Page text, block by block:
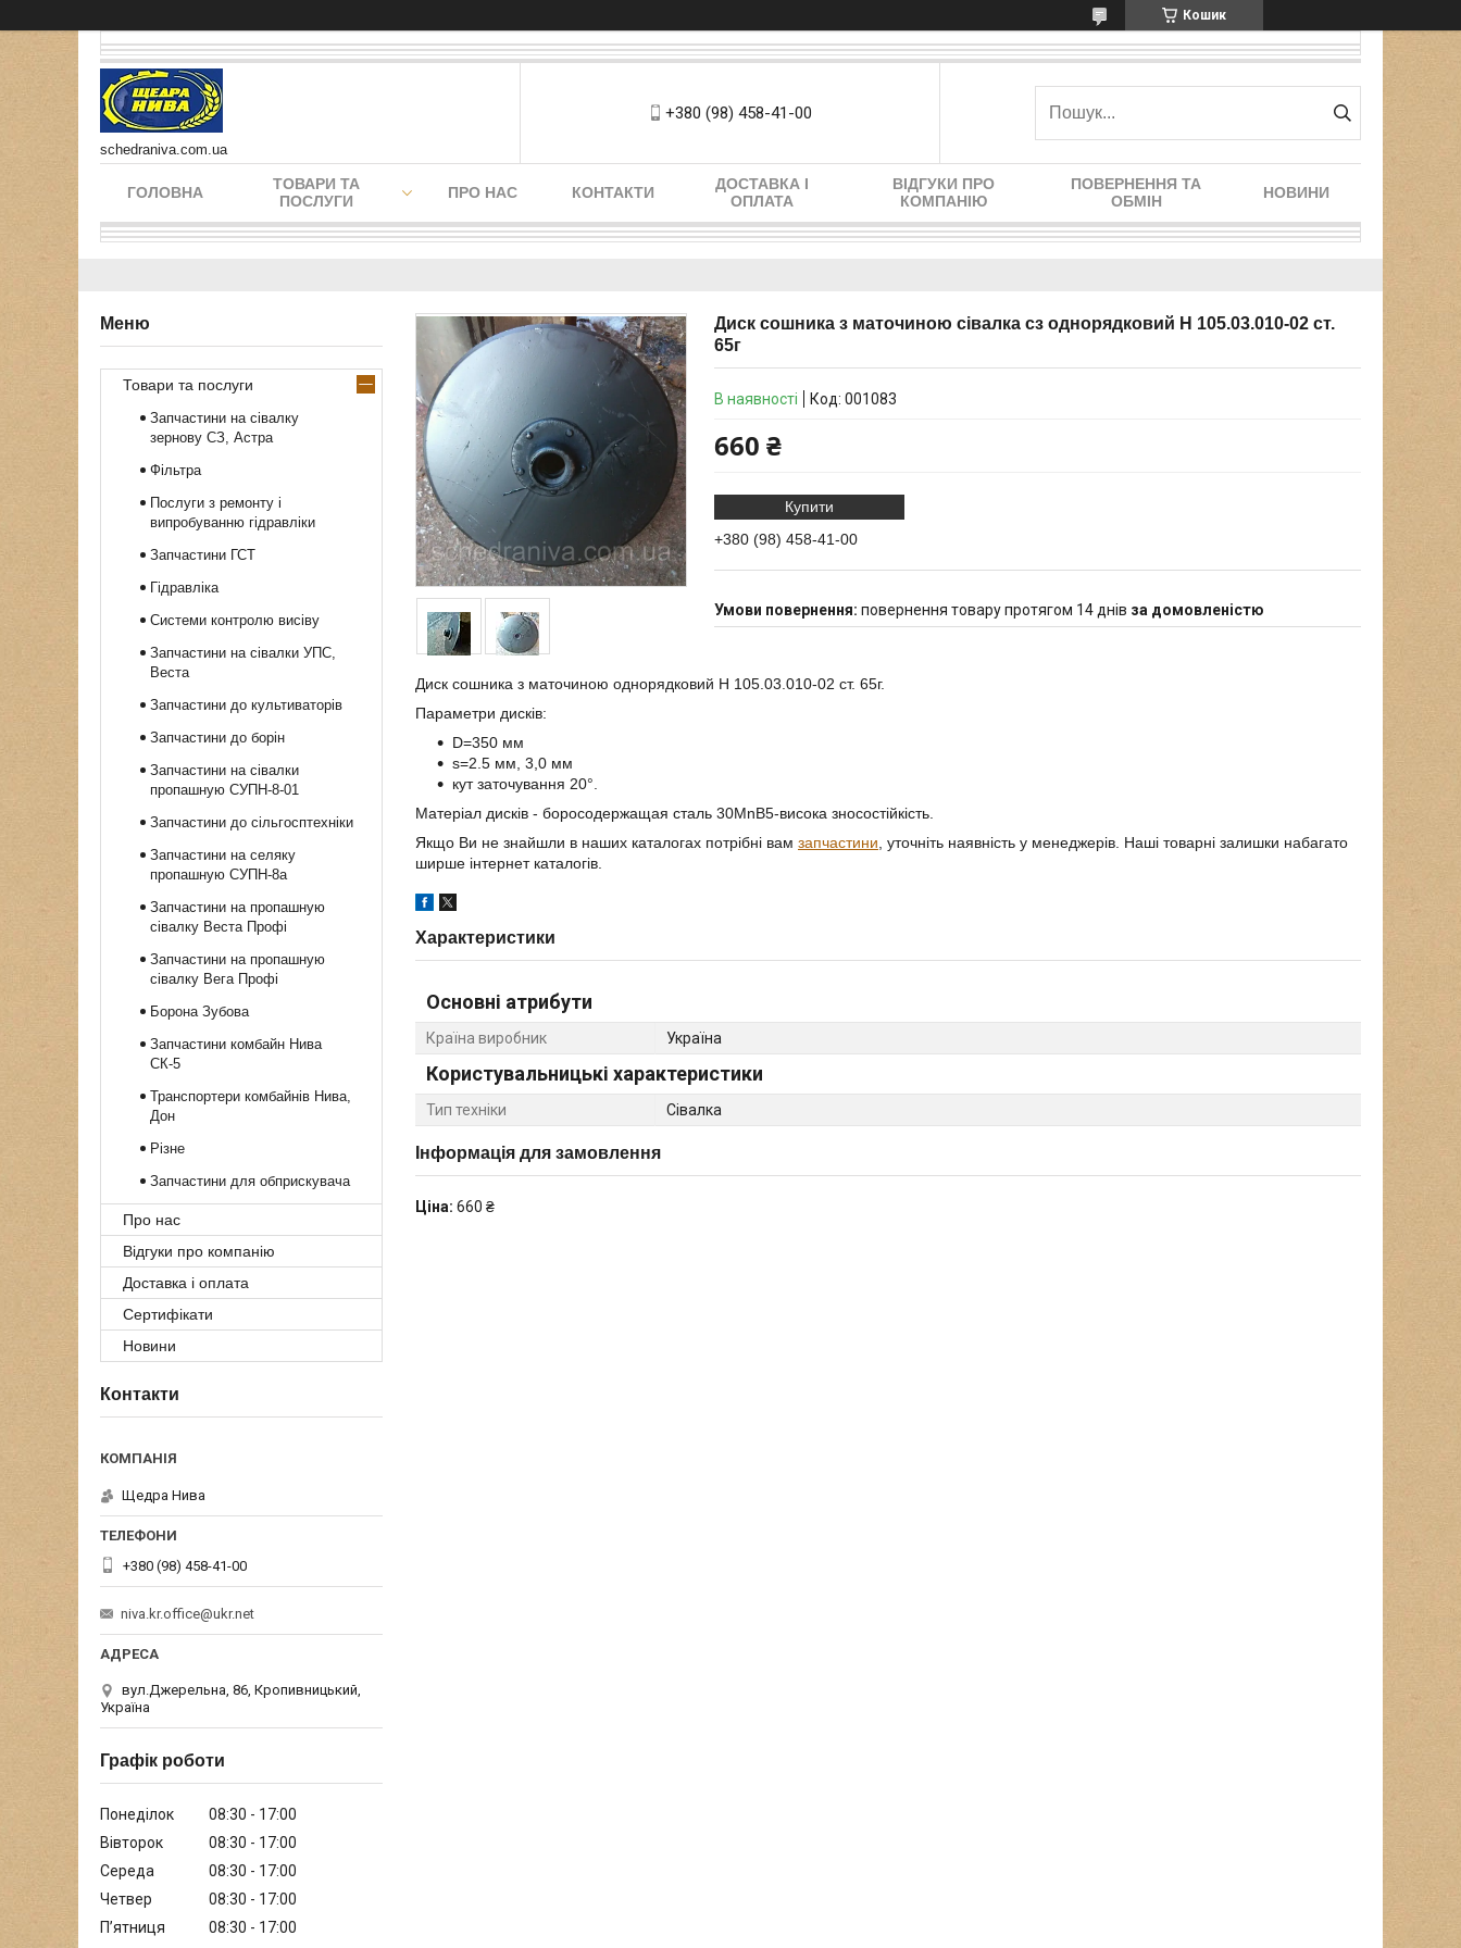
Кошик
schedraniva.com.ua
+380 (98) 458-41-00
ГОЛОВНА
ТОВАРИ ТА
ПОСЛУГИ
ПРО НАС КОНТАКТИ
ДОСТАВКА І
ОПЛАТА
ВІДГУКИ ПРО
КОМПАНІЮ
ПОВЕРНЕННЯ ТА
ОБМІН
НОВИНИ
Диск сошника з маточиною сівалка сз однорядковий Н 105.03.010-02 ст.
65г
В наявності Код: 001083
660 ₴
Купити
+380 (98) 458-41-00
повернення товару протягом 14 днів за домовленістю
Диск сошника з маточиною однорядковий Н 105.03.010-02 ст. 65г.
Параметри дисків:
D=350 мм
s=2.5 мм, 3,0 мм
кут заточування 20°.
Матеріал дисків - боросодержащая сталь 30MnB5-висока зносостійкість.
Якщо Ви не знайшли в наших каталогах потрібні вам запчастини , уточніть наявність у менеджерів. Наші товарні залишки набагато
ширше інтернет каталогів.
Характеристики
Основні атрибути
Країна виробник Україна
Користувальницькі характеристики
Тип техніки Сівалка
Інформація для замовлення
Ціна: 660 ₴
Товари та послуги
Запчастини на сівалку
зернову СЗ, Астра
Фільтра
Послуги з ремонту і
випробуванню гідравліки
Запчастини ГСТ
Гідравліка
Системи контролю висіву
Запчастини на сівалки УПС,
Веста
Запчастини до культиваторів
Запчастини до борін
Запчастини на сівалки
пропашную СУПН-8-01
Запчастини до сільгосптехніки
Запчастини на селяку
пропашную СУПН-8а
Запчастини на пропашную
сівалку Веста Профі
Запчастини на пропашную
сівалку Вега Профі
Борона Зубова
Запчастини комбайн Нива
СК-5
Транспортери комбайнів Нива,
Дон
Різне
Запчастини для обприскувача
Про нас
Відгуки про компанію
Доставка і оплата
Сертифікати
Новини
Контакти
Щедра Нива
+380 (98) 458-41-00
niva.kr.office@ukr.net
вул.Джерельна, 86, Кропивницький,
Україна
Графік роботи
Понеділок 08:30
17:00
Вівторок
08:30
17:00
Середа
08:30
17:00
Четвер
08:30
17:00
Пʼятниця
08:30
17:00